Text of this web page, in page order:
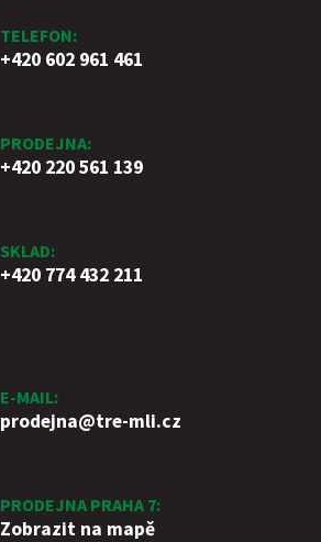
TELEFON:
+420 602 961 461
PRODEJNA:
+420 220 561 139
SKLAD:
+420 774 432 211
E-MAIL:
prodejna@tre-mli.cz
PRODEJNA PRAHA 7:
Zobrazit na mapě